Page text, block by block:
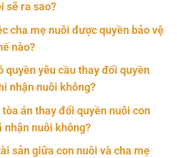
sẽ ra sao?
cha mẹ nuôi được quyền bảo vệ
nào?
quyền yêu cầu thay đổi quyền
nhận nuôi không?
tòa án thay đổi quyền nuôi con
nhận nuôi không?
sản giữa con nuôi và cha mẹ